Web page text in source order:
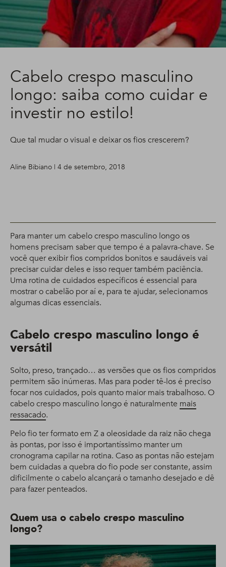
Cabelo crespo masculino
longo: saiba como cuidar e
investir no estilo!
Que tal mudar o visual e deixar os fios crescerem?
Aline Bibiano | 4 de setembro, 2018
Para manter um cabelo crespo masculino longo os
homens precisam saber que tempo é a palavra-chave. Se
você quer exibir fios compridos bonitos e saudáveis vai
precisar cuidar deles e isso requer também paciência.
Uma rotina de cuidados específicos é essencial para
mostrar o cabelão por aí e, para te ajudar, selecionamos
algumas dicas essenciais.
Cabelo crespo masculino longo é
versátil
Solto, preso, trançado… as versões que os fios compridos
permitem são inúmeras. Mas para poder tê-los é preciso
focar nos cuidados, pois quanto maior mais trabalhoso. O
cabelo crespo masculino longo é naturalmente mais
ressacado.
Pelo fio ter formato em Z a oleosidade da raiz não chega
às pontas, por isso é importantíssimo manter um
cronograma capilar na rotina. Caso as pontas não estejam
bem cuidadas a quebra do fio pode ser constante, assim
dificilmente o cabelo alcançará o tamanho desejado e dê
para fazer penteados.
Quem usa o cabelo crespo masculino
longo?